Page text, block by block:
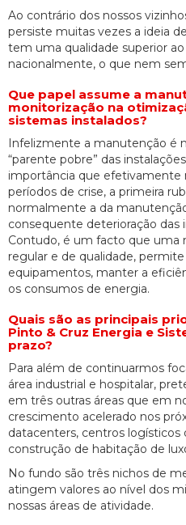
Ao contrário dos nossos
persiste muitas vezes a ideia
tem uma qualidade superior
nacionalmente, o que nem
Que papel assume a
monitorização na
sistemas instalados?
Infelizmente a manutenção é
“parente pobre” das
importância que efetivamente
períodos de crise, a primeira
normalmente a da
consequente deterioração das
Contudo, é um facto que uma
regular e de qualidade,
equipamentos, manter a
os consumos de energia.
Quais são as principais
Pinto & Cruz Energia e
prazo?
Para além de continuarmos
área industrial e hospitalar,
em três outras áreas que em
crescimento acelerado nos
datacenters, centros logísticos
construção de habitação de
No fundo são três nichos de
atingem valores ao nível dos
nossas áreas de atividade.